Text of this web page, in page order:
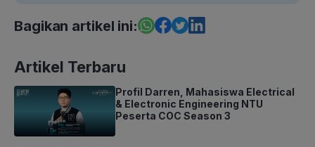
Bagikan artikel ini:
Artikel Terbaru
Profil Darren, Mahasiswa Electrical
& Electronic Engineering NTU
Peserta COC Season 3